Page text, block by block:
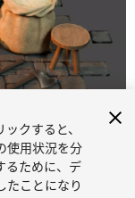
クすると、
使用状況を分
るために、デ
たことになり